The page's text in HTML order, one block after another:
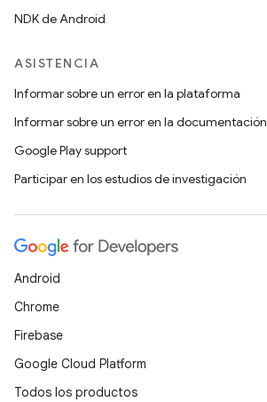
NDK de Android
ASISTENCIA
Informar sobre un error en la plataforma
Informar sobre un error en la documentación
Google Play support
Participar en los estudios de investigación
Android
Chrome
Firebase
Google Cloud Platform
Todos los productos